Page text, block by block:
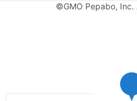
©GMO Pepabo, Inc.